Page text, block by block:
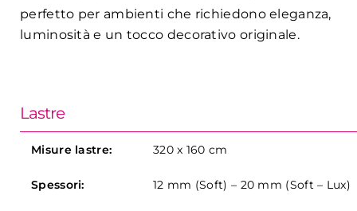
perfetto per ambienti che richiedono eleganza,
luminosità e un tocco decorativo originale.
Lastre
Misure lastre: 320 x 160 cm
Spessori: 12 mm (Soft) – 20 mm (Soft – Lux)